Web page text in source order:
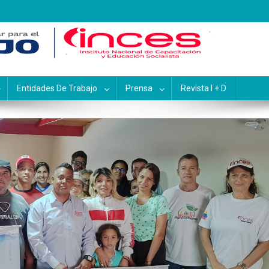
y Educación
Entidades De Trabajo Prensa Revista I + D